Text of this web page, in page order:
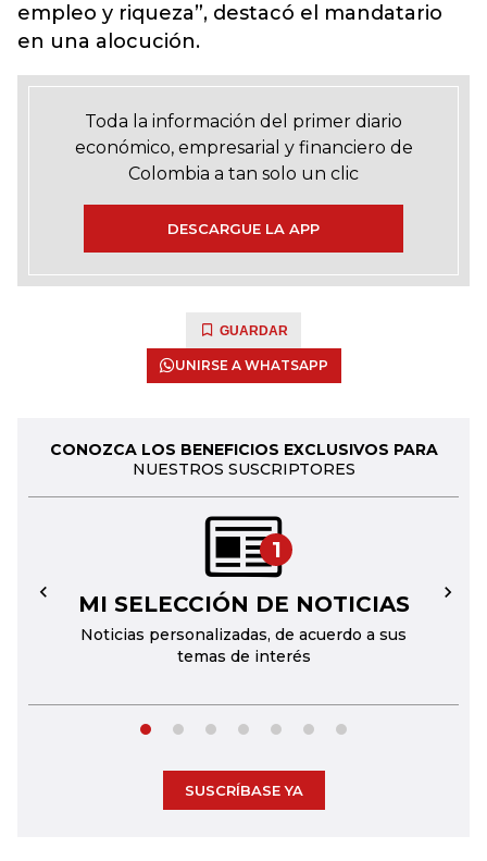
empleo y riqueza”, destacó el mandatario
en una alocución.
Toda la información del primer diario
económico, empresarial y financiero de
Colombia a tan solo un clic
DESCARGUE LA APP
GUARDAR
UNIRSE A WHATSAPP
CONOZCA LOS BENEFICIOS EXCLUSIVOS PARA
NUESTROS SUSCRIPTORES
1
MI SELECCIÓN DE NOTICIAS
Noticias personalizadas, de acuerdo a sus
temas de interés
← →
SUSCRÍBASE YA